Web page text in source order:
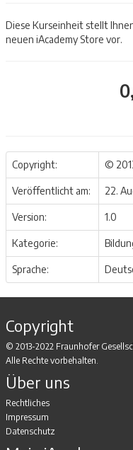
Diese Kurseinheit stellt
neuen iAcademy Store vor.
Copyright: ©
Veröffentlicht am: 22.
Version: 1.0
Kategorie:
Sprache:
Copyright
© 2013-2022 Fraunhofer
Alle Rechte vorbehalten.
Über uns
Rechtliches
Impressum
Datenschutz